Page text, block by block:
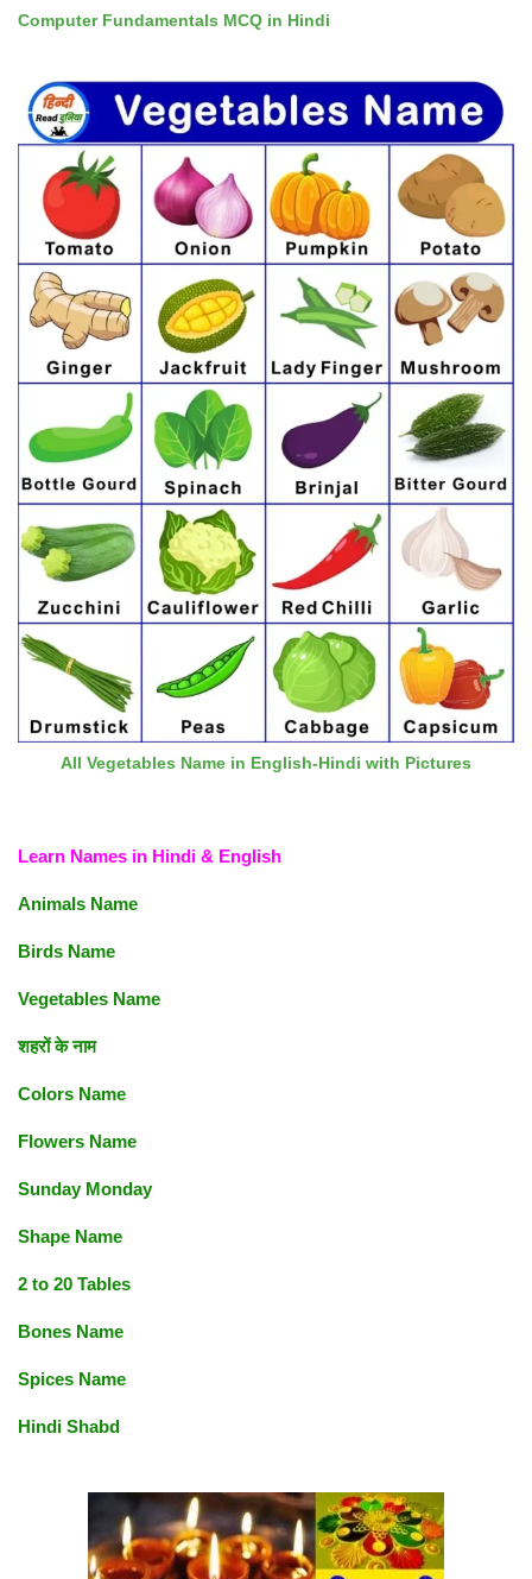
Computer Fundamentals MCQ in Hindi
All Vegetables Name in English-Hindi with Pictures
Learn Names in Hindi & English
Animals Name
Birds Name
Vegetables Name
शहरों के नाम
Colors Name
Flowers Name
Sunday Monday
Shape Name
2 to 20 Tables
Bones Name
Spices Name
Hindi Shabd